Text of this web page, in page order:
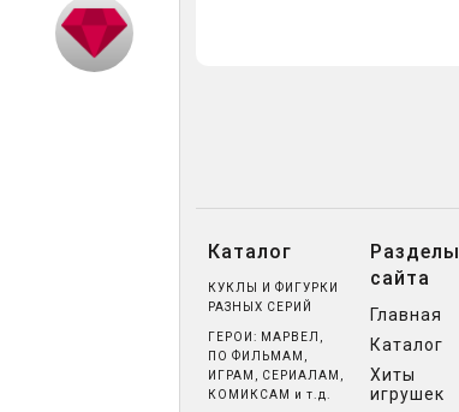
Каталог
КУКЛЫ И ФИГУРКИ
РАЗНЫХ СЕРИЙ
ГЕРОИ: МАРВЕЛ,
ПО ФИЛЬМАМ,
ИГРАМ, СЕРИАЛАМ,
КОМИКСАМ и т.д.
Разделы
сайта
Главная
Каталог
Хиты
игрушек